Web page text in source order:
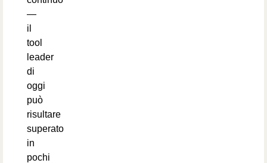
—
il
tool
leader
di
oggi
può
risultare
superato
in
pochi